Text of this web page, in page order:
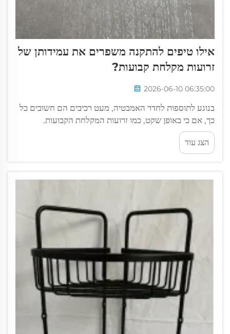
אילו טיפים להתקנה משפרים את עמידותן של
זרועות מקלחת קבועות?
2026-06-10 06:35:00
בנוגע לתוספות לחדר האמבטיה, מעט רכיבים הם חשובים כל
כך, אם כי באופן שקט, כמו זרועות המקלחת הקבועות.
ההרחבות המתכתיות הנראות פשוטות אלו נושאות את כל
המשקל של ראש המקלחת, סובלות מחשיפה מתמדת למים,
לאדים ולכימיקלים לניקוי, וצריכות...
הצג עוד